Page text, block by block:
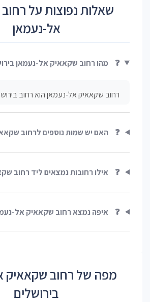
שאלות נפוצות על
אל-נעמאן
❓ מהו רחוב שקאאיק אל-נעמאן
רחוב שקאאיק אל-נעמאן הוא רחוב
❓ האם יש שמות נוספים לרחוב
❓ אילו רחובות נמצאים ליד רחוב
❓ איפה נמצא רחוב שקאאיק אל-
מפה של רחוב שקאאיק
בירושלים